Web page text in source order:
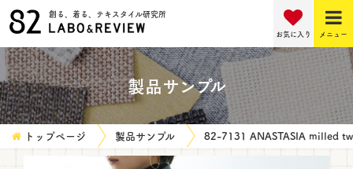
創る、着る、テキスタイル研究所
メニュー
お気に入り
製品サンプル
トップページ 製品サンプル 82-7131 ANASTASIA milled